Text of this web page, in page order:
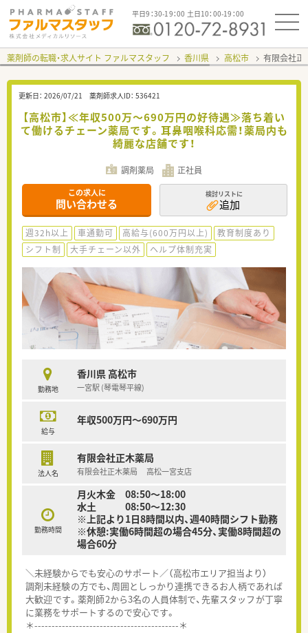
平日9：30-19：00 土日10：00-19：00
薬剤師の転職・求人サイト ファルマスタッフ 香川県 高松市 有限会社
更新日： 2026/07/21 薬剤師求人ID： 536421
【高松市】≪年収500万～690万円の好待遇≫落ち着い
て働けるチェーン薬局です。耳鼻咽喉科応需！薬局内も
綺麗な店舗です！
調剤薬局 正社員
この求人に
問い合わせる
検討リストに
追加
週32h以上 車通勤可 高給与(600万円以上)
教育制度あり
シフト制
大手チェーン以外 ヘルプ体制充実
勤務地
香川県 高松市
一宮駅 (琴電琴平線)
給与
年収500万円～690万円
法人名
有限会社正木薬局
有限会社正木薬局 高松一宮支店
勤務時間
月火木金 08:50～18:00
水土 08:50～12:30
※上記より1日8時間以内、週40時間シフト勤務
※休憩:実働6時間超の場合45分、実働8時間超の
場合60分
＼未経験からでも安心のサポート／（高松市エリア担当より）
調剤未経験の方でも、周囲としっかり連携できるお人柄であれば
大歓迎です。薬剤師2から3名の人員体制で、先輩スタッフが丁寧
に業務をサポートするので安心です。
＊------------------------------------------＊